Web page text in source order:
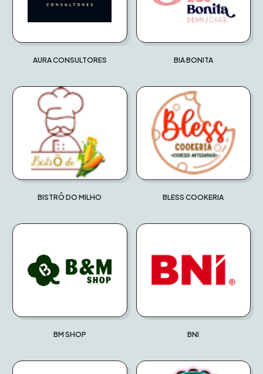
AURA CONSULTORES BIA BONITA
BISTRÔ DO MILHO BLESS COOKERIA
BM SHOP BNI